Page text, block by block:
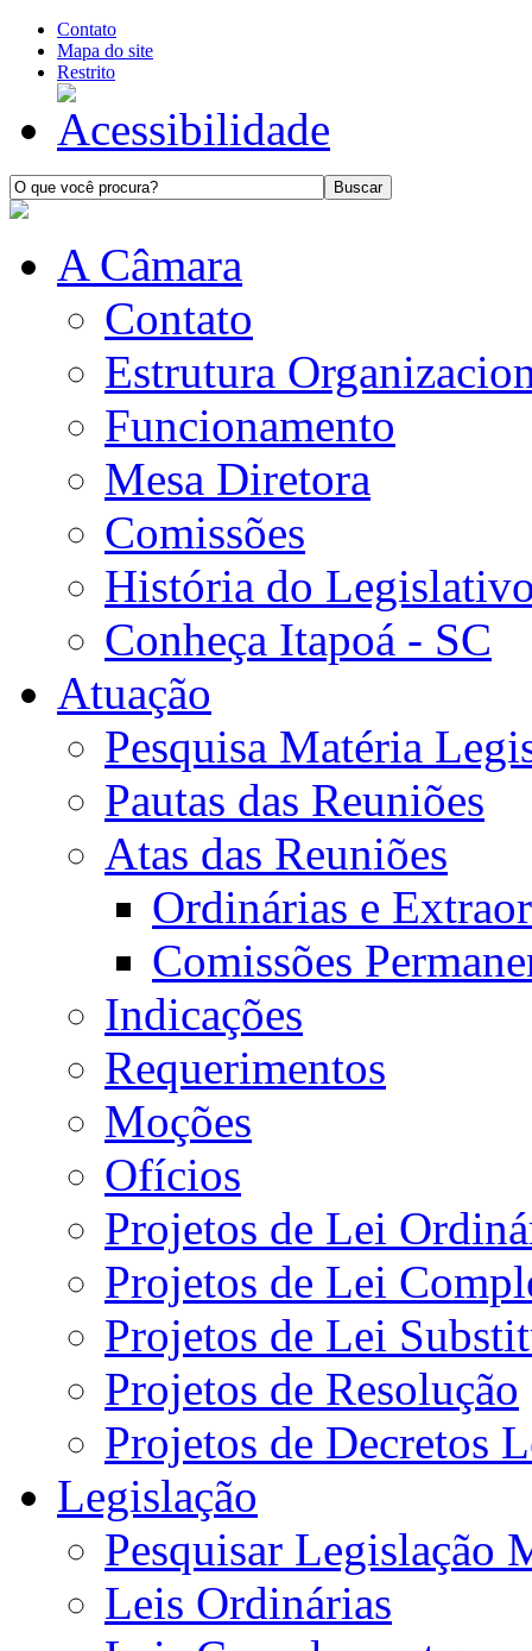
Contato
Mapa do site
Restrito
A Câmara
Contato
Estrutura
Funcionamento
Mesa Diretora
Comissões
História do
Conheça Itapoá - SC
Atuação
Pesquisa Matéria
Pautas das Reuniões
Atas das Reuniões
Ordinárias e
Comissões
Indicações
Requerimentos
Moções
Ofícios
Projetos de Lei
Projetos de Lei
Projetos de Lei
Projetos de Resolução
Projetos de Decretos
Legislação
Pesquisar Legislação
Leis Ordinárias